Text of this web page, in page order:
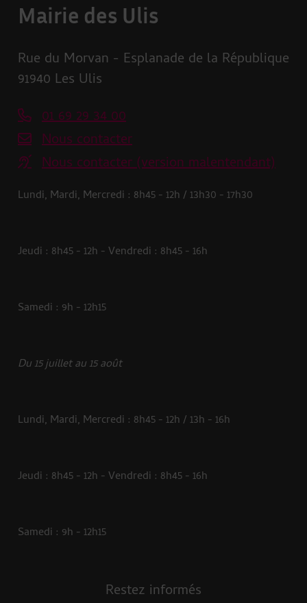
Mairie des Ulis
Rue du Morvan - Esplanade de la République
91940 Les Ulis
01 69 29 34 00
Nous contacter
Nous contacter (version malentendant)
Lundi, Mardi, Mercredi : 8h45 - 12h / 13h30 - 17h30
Jeudi : 8h45 - 12h - Vendredi : 8h45 - 16h
Samedi : 9h - 12h15
Du 15 juillet au 15 août
Lundi, Mardi, Mercredi : 8h45 - 12h / 13h - 16h
Jeudi : 8h45 - 12h - Vendredi : 8h45 - 16h
Samedi : 9h - 12h15
Restez informés